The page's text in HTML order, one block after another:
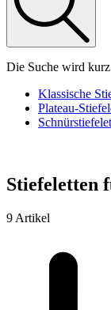
Die Suche wird
Klassische
Plateau-
Stiefeletten
9 Artikel